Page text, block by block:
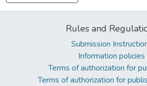
Rules and
Submission
Information policies
Terms of authorization for
Terms of authorization for